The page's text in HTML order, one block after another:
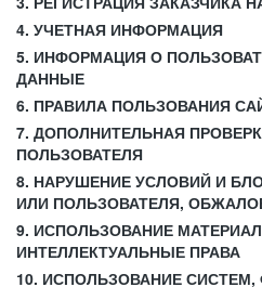
4. УЧЕТНАЯ ИНФОРМАЦИЯ
5. ИНФОРМАЦИЯ О
ДАННЫЕ
6. ПРАВИЛА ПОЛЬЗОВАНИЯ
7. ДОПОЛНИТЕЛЬНАЯ
ПОЛЬЗОВАТЕЛЯ
8. НАРУШЕНИЕ УСЛОВИЙ И
ИЛИ ПОЛЬЗОВАТЕЛЯ,
9. ИСПОЛЬЗОВАНИЕ
ИНТЕЛЛЕКТУАЛЬНЫЕ ПРАВА
10. ИСПОЛЬЗОВАНИЕ